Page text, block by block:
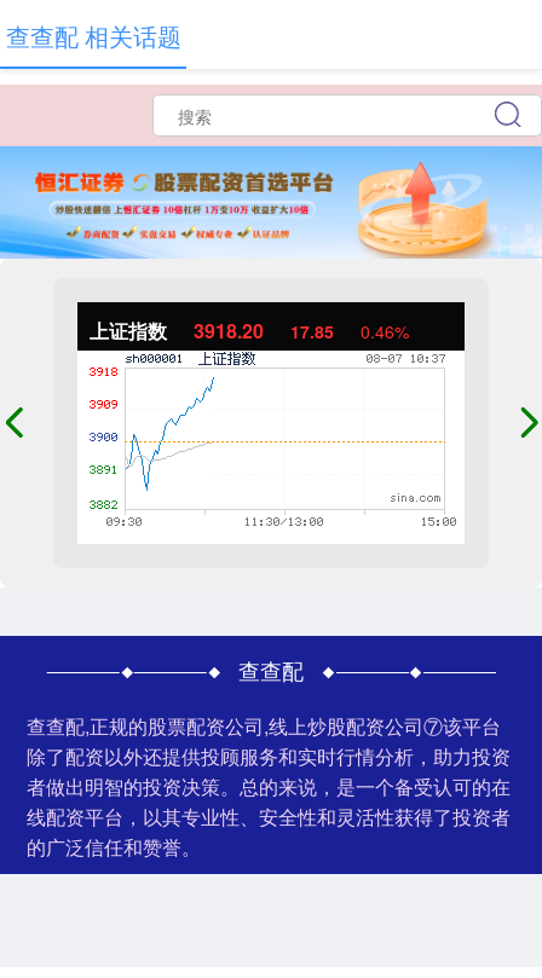
上证指数 3918.20 17.85 0.46%
查查配
查查配,正规的股票配资公司,线上炒股配资公司⑦该平台
除了配资以外还提供投顾服务和实时行情分析，助力投资
者做出明智的投资决策。总的来说，是一个备受认可的在
线配资平台，以其专业性、安全性和灵活性获得了投资者
的广泛信任和赞誉。
查查配 相关话题